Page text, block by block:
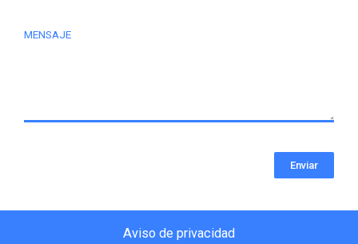
MENSAJE
Enviar
Aviso de privacidad